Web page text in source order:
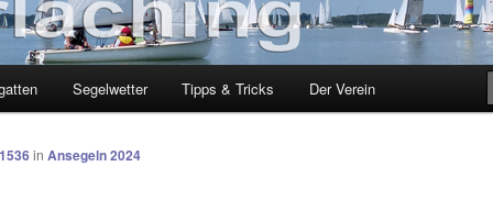
Segelwetter Tipps & Tricks Der Verein
in Ansegeln 2024